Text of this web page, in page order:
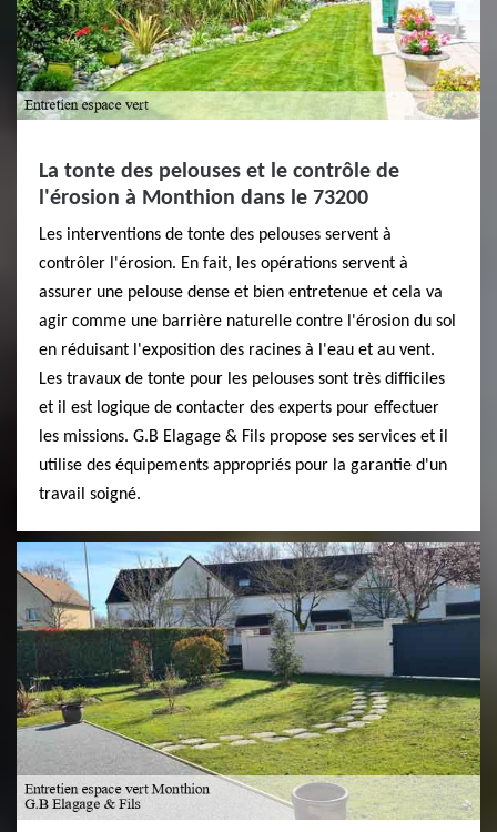
La tonte des pelouses et le contrôle de
l'érosion à Monthion dans le 73200
Les interventions de tonte des pelouses servent à
contrôler l'érosion. En fait, les opérations servent à
assurer une pelouse dense et bien entretenue et cela va
agir comme une barrière naturelle contre l'érosion du sol
en réduisant l'exposition des racines à l'eau et au vent.
Les travaux de tonte pour les pelouses sont très difficiles
et il est logique de contacter des experts pour effectuer
les missions. G.B Elagage & Fils propose ses services et il
utilise des équipements appropriés pour la garantie d'un
travail soigné.